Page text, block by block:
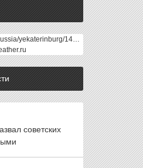
world-weather.ru/pogoda/russia/yekaterinburg/14days/
советских